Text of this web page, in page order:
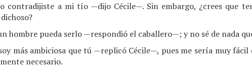
contradijiste a mi tío —dijo Cécile—. Sin embargo, ¿crees que
hombre pueda serlo —respondió el caballero—; y no sé de nada
más ambiciosa que tú —replicó Cécile—, pues me sería muy
necesario.